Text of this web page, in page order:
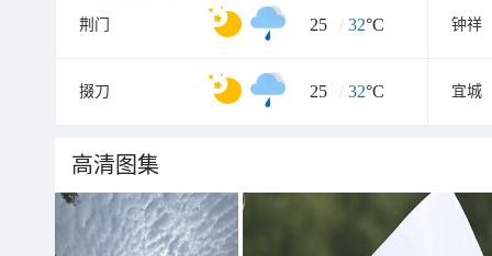
荆门 25 / 32°C 钟祥
掇刀 25 / 32°C 宜城
高清图集